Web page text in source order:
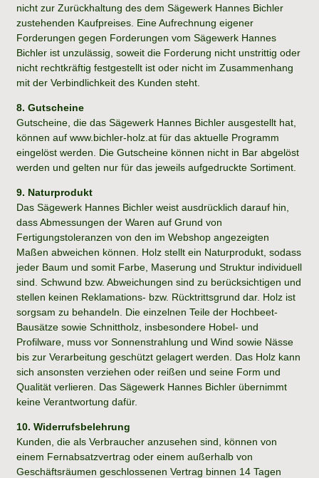
nicht zur Zurückhaltung des dem Sägewerk Hannes Bichler
zustehenden Kaufpreises. Eine Aufrechnung eigener
Forderungen gegen Forderungen vom Sägewerk Hannes
Bichler ist unzulässig, soweit die Forderung nicht unstrittig oder
nicht rechtkräftig festgestellt ist oder nicht im Zusammenhang
mit der Verbindlichkeit des Kunden steht.
8. Gutscheine
Gutscheine, die das Sägewerk Hannes Bichler ausgestellt hat,
können auf www.bichler-holz.at für das aktuelle Programm
eingelöst werden. Die Gutscheine können nicht in Bar abgelöst
werden und gelten nur für das jeweils aufgedruckte Sortiment.
9. Naturprodukt
Das Sägewerk Hannes Bichler weist ausdrücklich darauf hin,
dass Abmessungen der Waren auf Grund von
Fertigungstoleranzen von den im Webshop angezeigten
Maßen abweichen können. Holz stellt ein Naturprodukt, sodass
jeder Baum und somit Farbe, Maserung und Struktur individuell
sind. Schwund bzw. Abweichungen sind zu berücksichtigen und
stellen keinen Reklamations- bzw. Rücktrittsgrund dar. Holz ist
sorgsam zu behandeln. Die einzelnen Teile der Hochbeet-
Bausätze sowie Schnittholz, insbesondere Hobel- und
Profilware, muss vor Sonnenstrahlung und Wind sowie Nässe
bis zur Verarbeitung geschützt gelagert werden. Das Holz kann
sich ansonsten verziehen oder reißen und seine Form und
Qualität verlieren. Das Sägewerk Hannes Bichler übernimmt
keine Verantwortung dafür.
10. Widerrufsbelehrung
Kunden, die als Verbraucher anzusehen sind, können von
einem Fernabsatzvertrag oder einem außerhalb von
Geschäftsräumen geschlossenen Vertrag binnen 14 Tagen